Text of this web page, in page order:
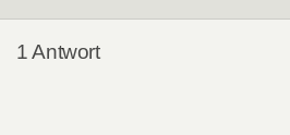
1 Antwort